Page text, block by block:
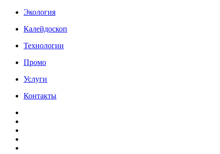
Экология
Калейдоскоп
Технологии
Промо
Услуги
Контакты